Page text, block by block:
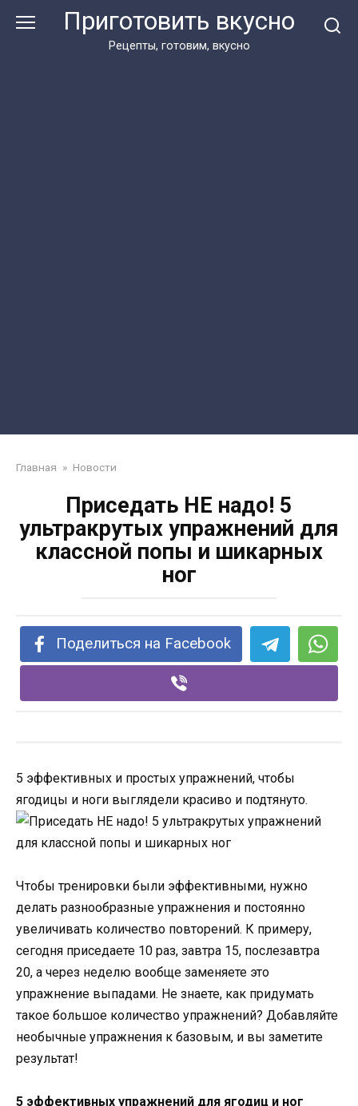
Приготовить вкусно
Рецепты, готовим, вкусно
Главная » Новости
Приседать НЕ надо! 5
ультракрутых упражнений для
классной попы и шикарных
ног
Поделиться на Facebook
5 эффективных и простых упражнений, чтобы
ягодицы и ноги выглядели красиво и подтянуто.
Чтобы тренировки были эффективными, нужно
делать разнообразные упражнения и постоянно
увеличивать количество повторений. К примеру,
сегодня приседаете 10 раз, завтра 15, послезавтра
20, а через неделю вообще заменяете это
упражнение выпадами. Не знаете, как придумать
такое большое количество упражнений? Добавляйте
необычные упражнения к базовым, и вы заметите
результат!
5 эффективных упражнений для ягодиц и ног